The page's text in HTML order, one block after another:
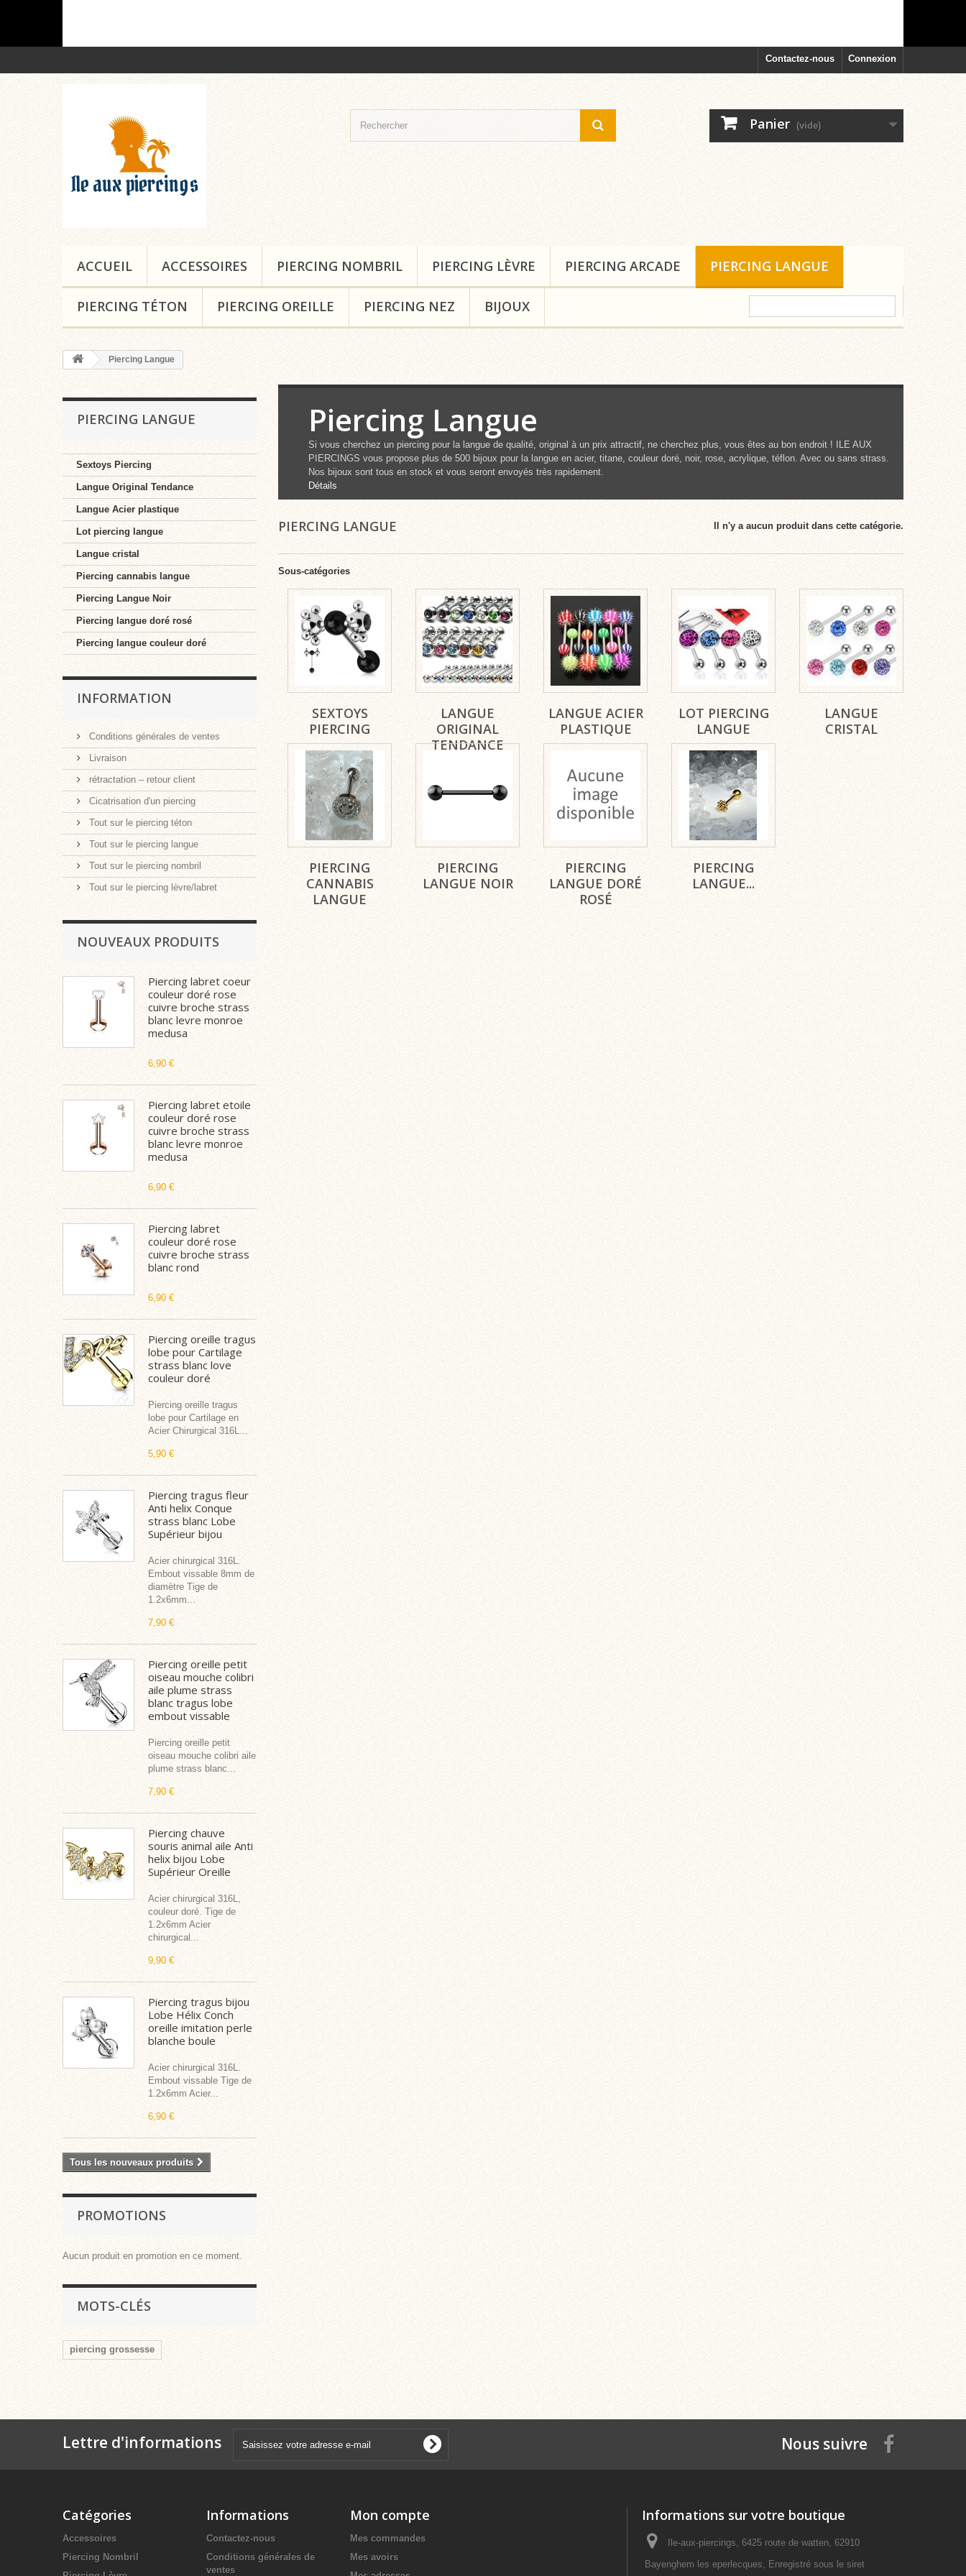
Connexion
Contactez-nous
Panier (vide)
ACCUEIL ACCESSOIRES PIERCING NOMBRIL PIERCING LÈVRE PIERCING ARCADE PIERCING LANGUE
PIERCING TÉTON PIERCING OREILLE PIERCING NEZ BIJOUX
Piercing Langue
PIERCING LANGUE
Sextoys Piercing
Langue Original Tendance
Langue Acier plastique
Lot piercing langue
Langue cristal
Piercing cannabis langue
Piercing Langue Noir
Piercing langue doré rosé
Piercing langue couleur doré
INFORMATION
Conditions générales de ventes
Livraison
rétractation – retour client
Cicatrisation d'un piercing
Tout sur le piercing téton
Tout sur le piercing langue
Tout sur le piercing nombril
Tout sur le piercing lèvre/labret
NOUVEAUX PRODUITS
Piercing labret coeur
couleur doré rose
cuivre broche strass
blanc levre monroe
medusa
6,90 €
Piercing labret etoile
couleur doré rose
cuivre broche strass
blanc levre monroe
medusa
6,90 €
Piercing labret
couleur doré rose
cuivre broche strass
blanc rond
6,90 €
Piercing oreille tragus
lobe pour Cartilage
strass blanc love
couleur doré
Piercing oreille tragus
lobe pour Cartilage en
Acier Chirurgical 316L...
5,90 €
Piercing tragus fleur
Anti helix Conque
strass blanc Lobe
Supérieur bijou
Acier chirurgical 316L.
Embout vissable 8mm de
diamètre Tige de
1.2x6mm...
7,90 €
Piercing oreille petit
oiseau mouche colibri
aile plume strass
blanc tragus lobe
embout vissable
Piercing oreille petit
oiseau mouche colibri aile
plume strass blanc...
7,90 €
Piercing chauve
souris animal aile Anti
helix bijou Lobe
Supérieur Oreille
Acier chirurgical 316L,
couleur doré. Tige de
1.2x6mm Acier
chirurgical...
9,90 €
Piercing tragus bijou
Lobe Hélix Conch
oreille imitation perle
blanche boule
Acier chirurgical 316L.
Embout vissable Tige de
1.2x6mm Acier...
6,90 €
Tous les nouveaux produits
PROMOTIONS
Aucun produit en promotion en ce moment.
MOTS-CLÉS
piercing grossesse
Piercing Langue
Si vous cherchez un piercing pour la langue de qualité, original à un prix attractif, ne cherchez plus, vous êtes au bon endroit ! ILE AUX
PIERCINGS vous propose plus de 500 bijoux pour la langue en acier, titane, couleur doré, noir, rose, acrylique, téflon. Avec ou sans strass.
Nos bijoux sont tous en stock et vous seront envoyés très rapidement.
Détails
PIERCING LANGUE Il n'y a aucun produit dans cette catégorie.
Sous-catégories
SEXTOYS
PIERCING
LANGUE
ORIGINAL
TENDANCE
LANGUE ACIER
PLASTIQUE
LOT PIERCING
LANGUE
LANGUE
CRISTAL
PIERCING
CANNABIS
LANGUE
PIERCING
LANGUE NOIR
PIERCING
LANGUE DORÉ
ROSÉ
PIERCING
LANGUE...
Lettre d'informations Nous suivre
Catégories
Accessoires
Piercing Nombril
Informations
Contactez-nous
Conditions générales de
ventes
Mon compte
Mes commandes
Mes avoirs
Informations sur votre boutique
Ile-aux-piercings, 6425 route de watten, 62910
Bayenghem les eperlecques, Enregistré sous le siret